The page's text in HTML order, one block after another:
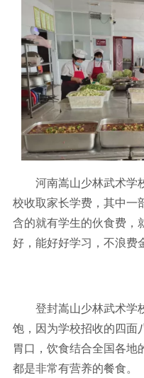
河南嵩山少林武术学校
校收取家长学费，其中一
含的就有学生的伙食费，
好，能好好学习，不浪费
登封嵩山少林武术学
饱，因为学校招收的四面
胃口，饮食结合全国各地
都是非常有营养的餐食。